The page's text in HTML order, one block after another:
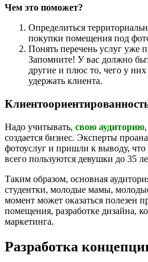
Чем это поможет?
Определиться
покупки помещения под
Понять перечень услуг уже
Запомните! У вас должно
другие и плюс то, чего у
удержать клиента.
Надо учитывать, свою аудиторию
создается бизнес. Эксперты
фотоуслуг и пришли к выводу,
всего пользуются девушки до 35
Таким образом, основная
студентки, молодые мамы,
момент может оказаться полезен
помещения, разработке дизайна,
маркетинга.
Разработка